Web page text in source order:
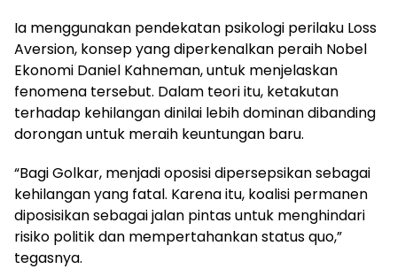
Ia menggunakan pendekatan psikologi perilaku Loss
Aversion, konsep yang diperkenalkan peraih Nobel
Ekonomi Daniel Kahneman, untuk menjelaskan
fenomena tersebut. Dalam teori itu, ketakutan
terhadap kehilangan dinilai lebih dominan dibanding
dorongan untuk meraih keuntungan baru.
“Bagi Golkar, menjadi oposisi dipersepsikan sebagai
kehilangan yang fatal. Karena itu, koalisi permanen
diposisikan sebagai jalan pintas untuk menghindari
risiko politik dan mempertahankan status quo,”
tegasnya.